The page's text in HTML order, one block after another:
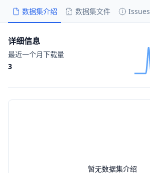
数据集介绍 数据集文件 Issues
暂无数据集介绍
详细信息
最近一个月下载量
3